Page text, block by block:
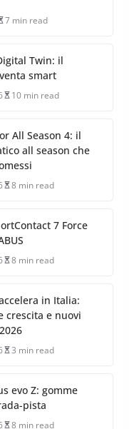
3 min read
riciclato nei
7 min read
Twin: il
smart
10 min read
all season che
8 min read
7 Force
8 min read
e nuovi
3 min read